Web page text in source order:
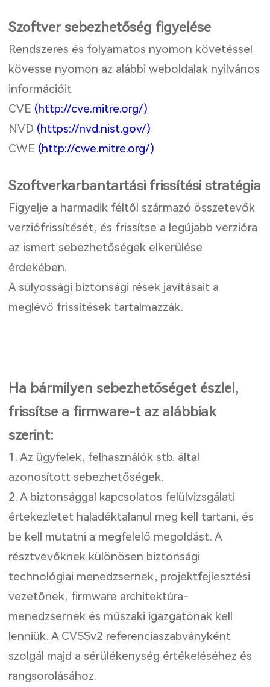
Szoftver sebezhetőség figyelése
Rendszeres és folyamatos nyomon követéssel
kövesse nyomon az alábbi weboldalak nyilvános
információit
CVE (http://cve.mitre.org/)
NVD (https://nvd.nist.gov/)
CWE (http://cwe.mitre.org/)
Szoftverkarbantartási frissítési stratégia
Figyelje a harmadik féltől származó összetevők
verziófrissítését, és frissítse a legújabb verzióra
az ismert sebezhetőségek elkerülése
érdekében.
A súlyossági biztonsági rések javításait a
meglévő frissítések tartalmazzák.
Ha bármilyen sebezhetőséget észlel,
frissítse a firmware-t az alábbiak
szerint:
1. Az ügyfelek, felhasználók stb. által
azonosított sebezhetőségek.
2. A biztonsággal kapcsolatos felülvizsgálati
értekezletet haladéktalanul meg kell tartani, és
be kell mutatni a megfelelő megoldást. A
résztvevőknek különösen biztonsági
technológiai menedzsernek, projektfejlesztési
vezetőnek, firmware architektúra-
menedzsernek és műszaki igazgatónak kell
lenniük. A CVSSv2 referenciaszabványként
szolgál majd a sérülékenység értékeléséhez és
rangsorolásához.